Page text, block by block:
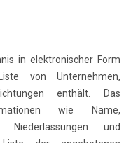
in elektronischer Form
von Unternehmen,
enthält. Das
wie Name,
Niederlassungen und